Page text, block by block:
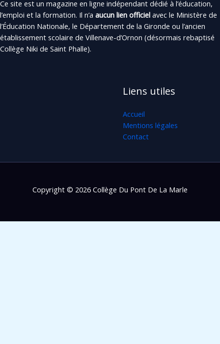
Ce site est un magazine en ligne indépendant dédié à l’éducation,
l’emploi et la formation. Il n’a aucun lien officiel avec le Ministère de
l’Éducation Nationale, le Département de la Gironde ou l’ancien
établissement scolaire de Villenave-d’Ornon (désormais rebaptisé
Collège Niki de Saint Phalle).
Liens utiles
Accueil
Mentions légales
Contact
Copyright © 2026 Collège Du Pont De La Marle